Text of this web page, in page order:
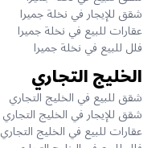
شقق للإيجار في نخلة جميرا
عقارات للبيع في نخلة جميرا
فلل للبيع في نخلة جميرا
الخليج التجاري
شقق للبيع في الخليج التجاري
شقق للإيجار في الخليج التجاري
عقارات للبيع في الخليج التجاري